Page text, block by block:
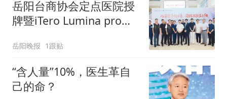
岳阳台商协会定点医院授
牌暨iTero Lumina pro高
仪式举行
岳阳晚报 1跟贴
“含人量”10%，医生革自
己的命？